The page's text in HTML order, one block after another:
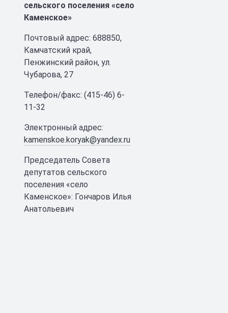
сельского поселения «село
Каменское»
Почтовый адрес: 688850,
Камчатский край,
Пенжинский район, ул.
Чубарова, 27
Телефон/факс: (415-46) 6-
11-32
Электронный адрес:
kamenskoe.koryak@yandex.ru
Председатель Совета
депутатов сельского
поселения «село
Каменское»: Гончаров Илья
Анатольевич